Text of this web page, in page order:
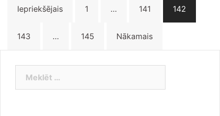
numerācija
lappusēm
Iepriekšējais 1 … 141 142
143 … 145 Nākamais